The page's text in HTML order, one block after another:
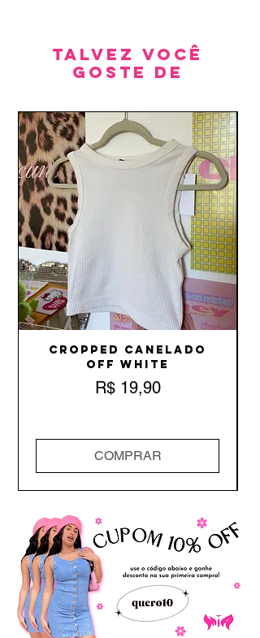
Talvez você
goste de
Cropped Canelado
Off White
Preço
R$ 19,90
COMPRAR